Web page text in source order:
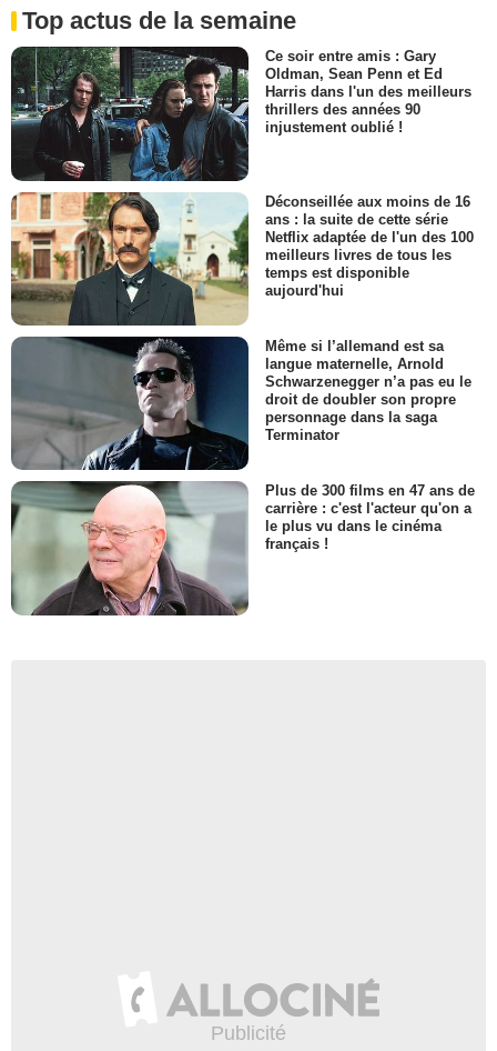
Top actus de la semaine
Ce soir entre amis : Gary
Oldman, Sean Penn et Ed
Harris dans l'un des meilleurs
thrillers des années 90
injustement oublié !
Déconseillée aux moins de 16
ans : la suite de cette série
Netflix adaptée de l'un des 100
meilleurs livres de tous les
temps est disponible
aujourd'hui
Même si l’allemand est sa
langue maternelle, Arnold
Schwarzenegger n’a pas eu le
droit de doubler son propre
personnage dans la saga
Terminator
Plus de 300 films en 47 ans de
carrière : c'est l'acteur qu'on a
le plus vu dans le cinéma
français !